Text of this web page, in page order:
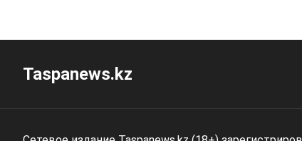
Taspanews.kz